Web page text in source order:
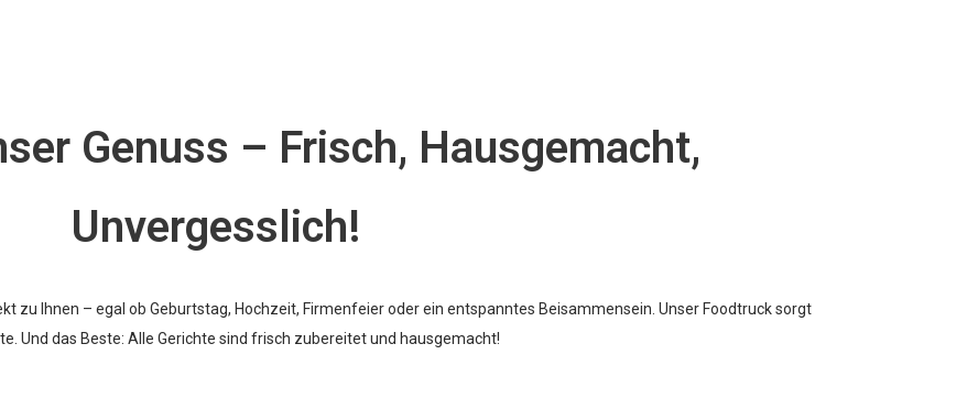
Genuss – Frisch, Hausgemacht,
Unvergesslich!
zu Ihnen – egal ob Geburtstag, Hochzeit, Firmenfeier oder ein entspanntes Beisammensein. Unser Foodtruck sorgt
Und das Beste: Alle Gerichte sind frisch zubereitet und hausgemacht!